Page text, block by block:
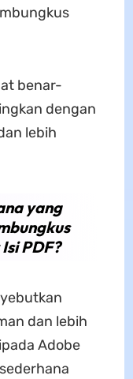
benar-
dengan
lebih
yang
PDF?
dan lebih
Adobe